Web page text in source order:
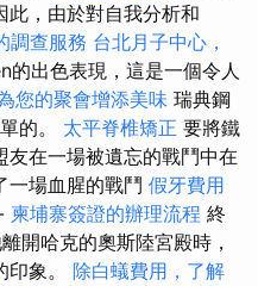
此，由於對自我分析和
調查服務 台北月子中心，
的出色表現，這是一個令人
您的聚會增添美味 瑞典鋼
的。 太平脊椎矯正 要將鐵
在一場被遺忘的戰鬥中在
一場血腥的戰鬥 假牙費用
柬埔寨簽證的辦理流程 終
開哈克的奧斯陸宮殿時，
象。 除白蟻費用，了解